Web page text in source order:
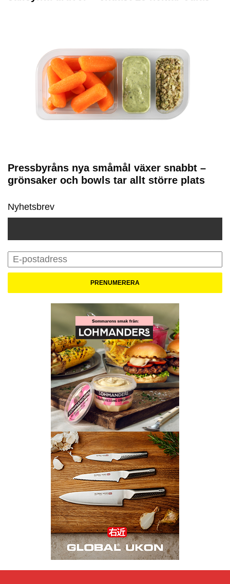
Pressbyråns nya småmål växer snabbt –
grönsaker och bowls tar allt större plats
Nyhetsbrev